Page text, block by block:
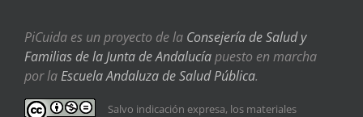
PiCuida es un proyecto de la Consejería de Salud y
Familias de la Junta de Andalucíapuesto en marcha
por laEscuela Andaluza de Salud Pública.
Salvo indicación expresa, los materiales